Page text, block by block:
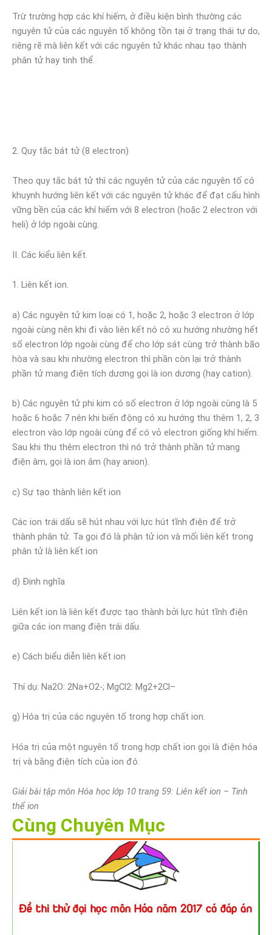
Trừ trường hợp các khí hiếm, ở điều kiện bình thường các
nguyên tử của các nguyên tố không tồn tại ở trạng thái tự do,
riêng rẽ mà liên kết với các nguyên tử khác nhau tạo thành
phân tử hay tinh thể.
2. Quy tắc bát tử (8 electron)
Theo quy tắc bát tử thì các nguyên tử của các nguyên tố có
khuynh hướng liên kết với các nguyên tử khác để đạt cấu hình
vững bền của các khí hiếm với 8 electron (hoặc 2 electron với
heli) ở lớp ngoài cùng.
II. Các kiểu liên kết.
1. Liên kết ion.
a) Các nguyên tử kim loại có 1, hoặc 2, hoặc 3 electron ở lớp
ngoài cùng nên khi đi vào liên kết nó có xu hướng nhường hết
số electron lớp ngoài cùng để cho lớp sát cùng trở thành bão
hòa và sau khi nhường electron thì phần còn lại trở thành
phần tử mang điện tích dương gọi là ion dương (hay cation).
b) Các nguyên tử phi kim có số electron ở lớp ngoài cùng là 5
hoặc 6 hoặc 7 nên khi biến động có xu hướng thu thêm 1, 2, 3
electron vào lớp ngoài cùng để có vỏ electron giống khí hiếm.
Sau khi thu thêm electron thì nó trở thành phần tử mang
điện âm, gọi là ion âm (hay anion).
c) Sự tạo thành liên kết ion
Các ion trái dấu sẽ hút nhau với lực hút tĩnh điện để trở
thành phân tử. Ta gọi đó là phân tử ion và mối liên kết trong
phân tử là liên kết ion
d) Định nghĩa
Liên kết ion là liên kết được tạo thành bởi lực hút tĩnh điện
giữa các ion mang điện trái dấu.
e) Cách biểu diễn liên kết ion
Thí dụ: Na2O: 2Na+O2-; MgCl2: Mg2+2Cl–
g) Hóa trị của các nguyên tố trong hợp chất ion.
Hóa trị của một nguyên tố trong hợp chất ion gọi là điện hóa
trị và bằng điện tích của ion đó.
Giải bài tập môn Hóa học lớp 10 trang 59: Liên kết ion – Tinh
thể ion
Cùng Chuyên Mục